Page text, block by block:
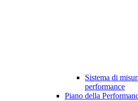
Sistema di
performance
Piano della